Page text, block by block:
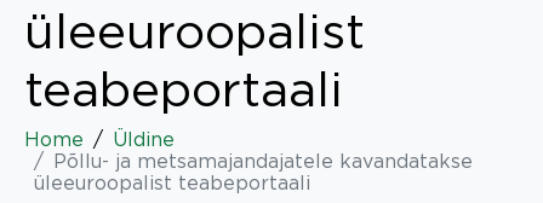
üleeuroopalist
teabeportaali
Home
Üldine
Põllu- ja metsamajandajatele kavandatakse
üleeuroopalist teabeportaali